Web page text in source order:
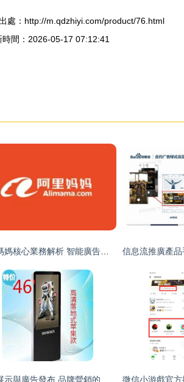
處：http://m.qdzhiyi.com/product/76.html
時間：2026-05-17 07:12:41